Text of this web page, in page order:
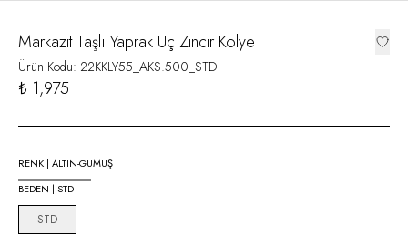
Markazit Taşlı Yaprak Uç Zincir Kolye
Ürün Kodu: 22KKLY55_AKS.500_STD
₺ 1,975
RENK | ALTIN-GÜMÜŞ
BEDEN | STD
STD